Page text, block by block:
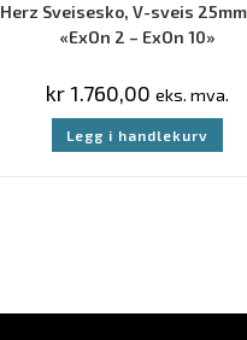
Herz Sveisesko, V-sveis
«ExOn 2 – ExOn 10»
kr1.760,00 eks. mva.
Legg i handlekurv